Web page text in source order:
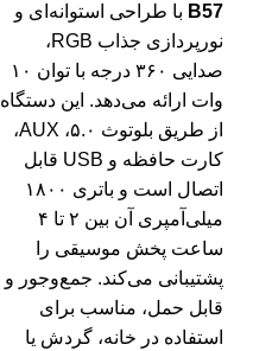
B57 با طراحی استوانه‌ای و
نورپردازی جذاب RGB،
صدایی ۳۶۰ درجه با توان ۱۰
وات ارائه می‌دهد. این دستگاه
از طریق بلوتوث ۵.۰، AUX،
کارت حافظه و USB قابل
اتصال است و باتری ۱۸۰۰
میلی‌آمپری آن بین ۲ تا ۴
ساعت پخش موسیقی را
پشتیبانی می‌کند. جمع‌وجور و
قابل حمل، مناسب برای
استفاده در خانه، گردش یا